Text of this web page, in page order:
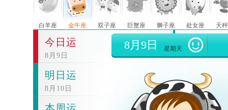
白羊座 金牛座 双子座 巨蟹座 狮子座 处女座 天
今日运
8月9日
明日运
8月10日
8月9日 星期天